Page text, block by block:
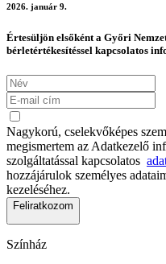
2026. január 9.
Értesüljön elsőként a Győri
bérletértékesítéssel kapcsolatos
Nagykorú, cselekvőképes
megismertem az Adatkezelő
szolgáltatással kapcsolatos
hozzájárulok személyes
kezeléséhez.
Feliratkozom
Színház